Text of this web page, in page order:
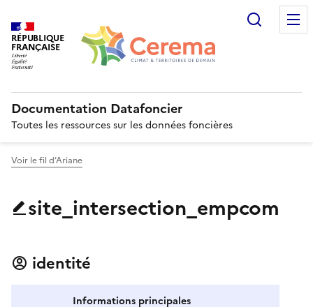
RÉPUBLIQUE
FRANÇAISE
Documentation Datafoncier
Toutes les ressources sur les données foncières
Voir le fil d’Ariane
site_intersection_empcom
identité
Informations principales